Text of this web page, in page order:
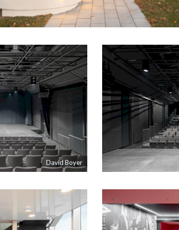
David Boyer